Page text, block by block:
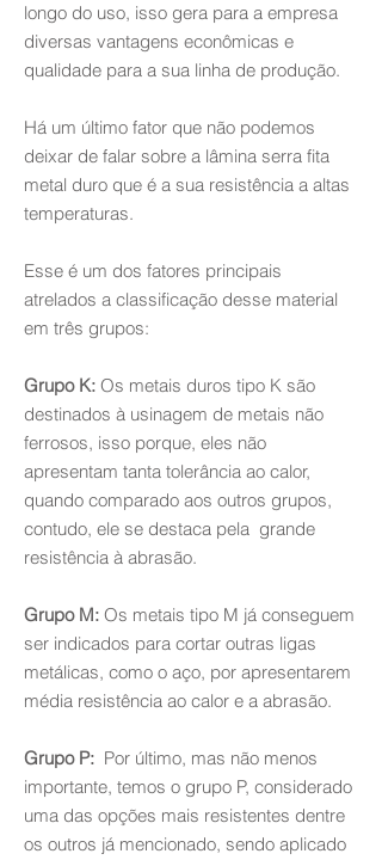
longo do uso, isso gera para a empresa
diversas vantagens econômicas e
qualidade para a sua linha de produção.
Há um último fator que não podemos
deixar de falar sobre a lâmina serra fita
metal duro que é a sua resistência a altas
temperaturas.
Esse é um dos fatores principais
atrelados a classificação desse material
em três grupos:
Grupo K: Os metais duros tipo K são
destinados à usinagem de metais não
ferrosos, isso porque, eles não
apresentam tanta tolerância ao calor,
quando comparado aos outros grupos,
contudo, ele se destaca pela grande
resistência à abrasão.
Grupo M: Os metais tipo M já conseguem
ser indicados para cortar outras ligas
metálicas, como o aço, por apresentarem
média resistência ao calor e a abrasão.
Grupo P: Por último, mas não menos
importante, temos o grupo P, considerado
uma das opções mais resistentes dentre
os outros já mencionado, sendo aplicado